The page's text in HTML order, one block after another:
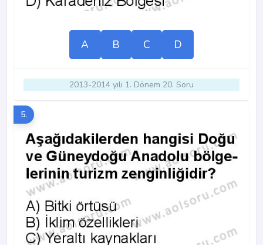
A B C D
2013-2014 yılı 1. Dönem 20. Soru
5.